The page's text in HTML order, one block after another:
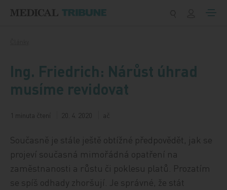
Ing. Friedrich: Nárůst úhrad
musíme revidovat
1 minuta čtení 20. 4. 2020 ač
Současně je stále ještě obtížné předpovědět, jak se
projeví současná mimořádná opatření na
zaměstnanosti a růstu či poklesu platů. Prozatím
se spíš odhady zhoršují. Je správné, že stát